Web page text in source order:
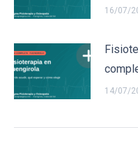
16/07/
14/07/